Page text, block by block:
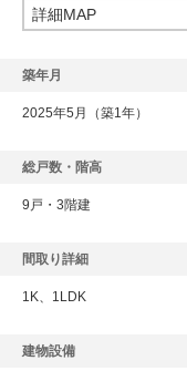
詳細MAP
築年月
2025年5月（築1年）
総戸数・階高
9戸・3階建
間取り詳細
1K、1LDK
建物設備